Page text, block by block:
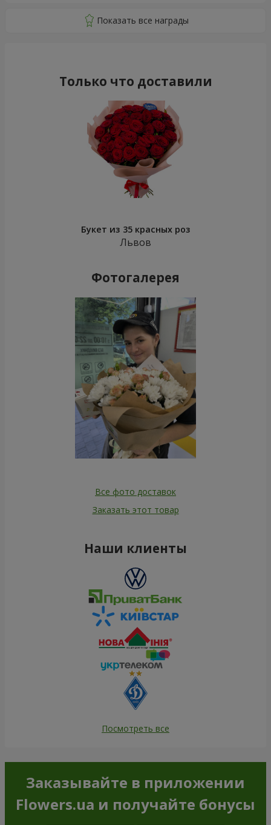
Только что доставили
Букет из 35 красных роз
Львов
Фотогалерея
Все фото доставок
Заказать этот товар
Наши клиенты
Посмотреть все
Заказывайте в приложении
Flowers.ua и получайте бонусы